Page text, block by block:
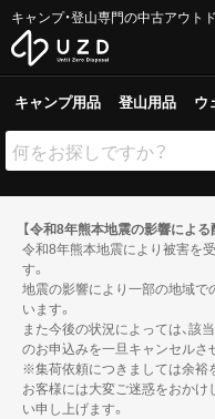
キャンプ・登山専門の中古アウト
キャンプ用品 登山用品 ウ
【令和8年熊本地震の影響による
令和8年熊本地震により被害を
す。
地震の影響により一部の地域で
います。
また今後の状況によっては、該
のお申込みを一旦キャンセルさ
※集荷依頼につきましては余裕
お客様には大変ご迷惑をおかけ
い申し上げます。